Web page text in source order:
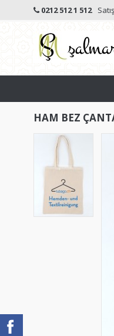
0212 512 1 512
HAM BEZ